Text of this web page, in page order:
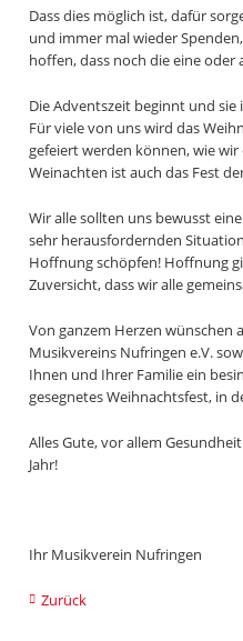
Dass dies möglich ist, dafür
und immer mal wieder
hoffen, dass noch die eine oder
Die Adventszeit beginnt und sie
Für viele von uns wird das
gefeiert werden können, wie
Weinachten ist auch das Fest
Wir alle sollten uns bewusst
sehr herausfordernden
Hoffnung schöpfen! Hoffnung
Zuversicht, dass wir alle
Von ganzem Herzen wünschen
Musikvereins Nufringen e.V.
Ihnen und Ihrer Familie ein
gesegnetes Weihnachtsfest, in
Alles Gute, vor allem
Jahr!
Ihr Musikverein Nufringen
Zurück